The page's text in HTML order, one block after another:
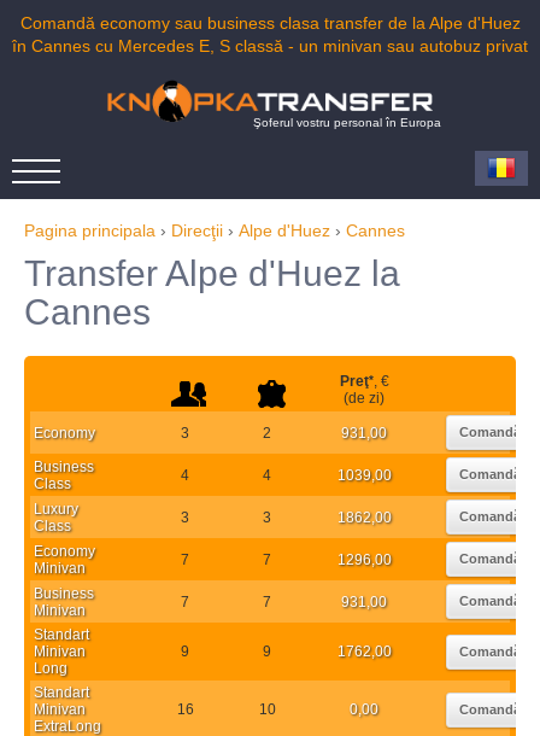
Comandă economy sau business clasa transfer de la Alpe d'Huez
în Cannes cu Mercedes E, S classă - un minivan sau autobuz privat
Şoferul vostru personal în Europa
Pagina principala › Direcţii › Alpe d'Huez › Cannes
Transfer Alpe d'Huez la
Cannes
Preţ*, €
(de zi)
Economy 3 2 931,00 Comandă
Business
Class
4 4 1039,00 Comandă
Luxury
Class
3 3 1862,00 Comandă
Economy
Minivan
7 7 1296,00 Comandă
Business
Minivan
7 7 931,00 Comandă
Standart
Minivan
Long
9 9 1762,00 Comandă
Standart
Minivan
ExtraLong
16 10 0,00 Comandă